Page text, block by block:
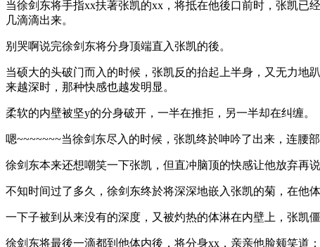
当徐剑东将手指xx扶著张凯的xx，将抵在他後口前时，张凯已
几滴滴出来。
别哭啊说完徐剑东将分身顶端直入张凯的後。
当硕大的头破门而入的时候，张凯反的抬起上半身，又无力地
来越深时，那种快感也越发明显。
柔软的内壁被坚y的分身破开，一半在推拒，另一半却在纠缠。
嗯~~~~~~~当徐剑东尽入的时候，张凯终於呻吟了出来，连腰
徐剑东本来还想嘲笑一下张凯，但直冲脑顶的快感让他放弃再
不知时间过了多久，徐剑东终於将深深地嵌入张凯的菊，在他体
一下子被到从来没有的深度，又被灼热的体淋在内壁上，张凯
徐剑东将最後一滴都到他体内後，将分身xx，亲亲他脸颊笑道